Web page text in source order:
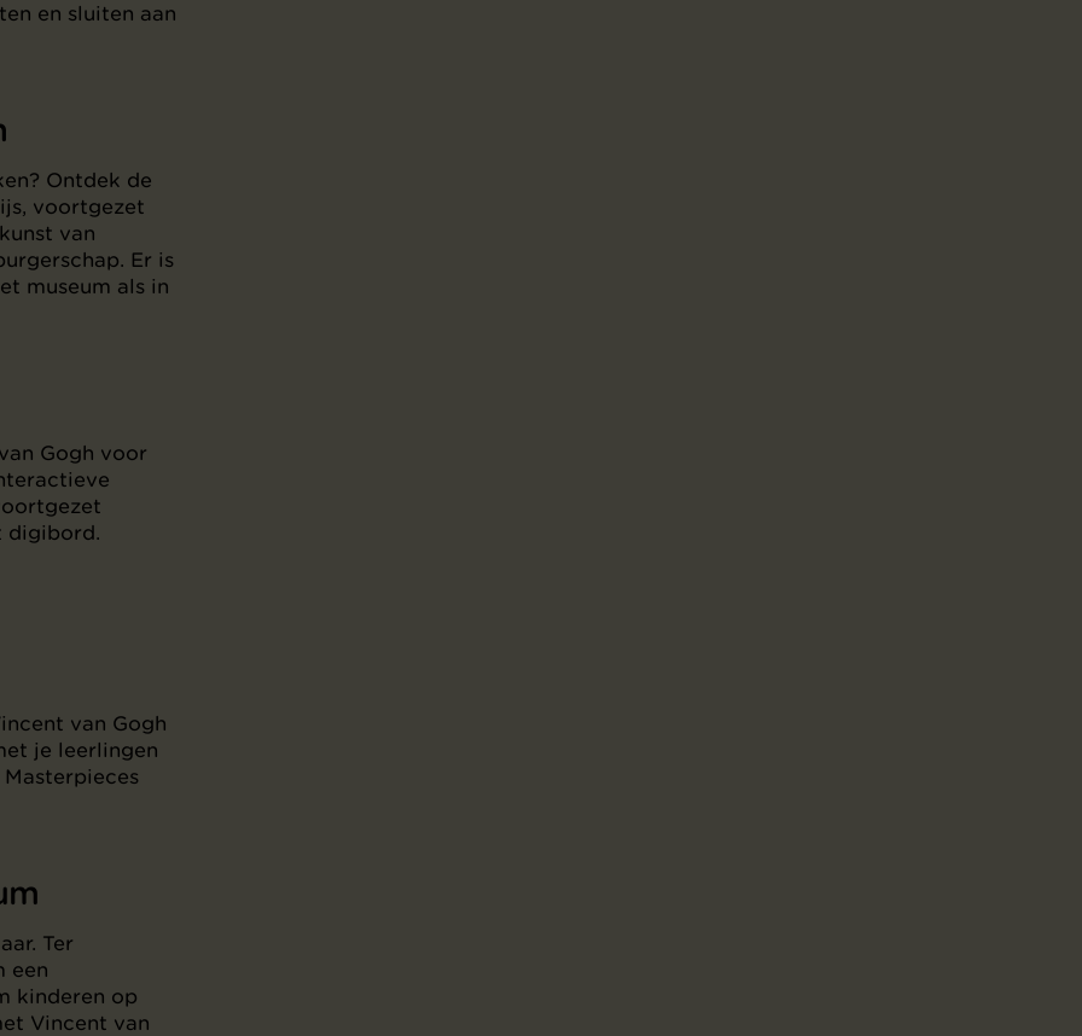
en sluiten aan
Ontdek de
voortgezet
van
Er is
museum als in
Gogh voor
digibord.
van Gogh
je leerlingen
Ter
een
kinderen op
Vincent van